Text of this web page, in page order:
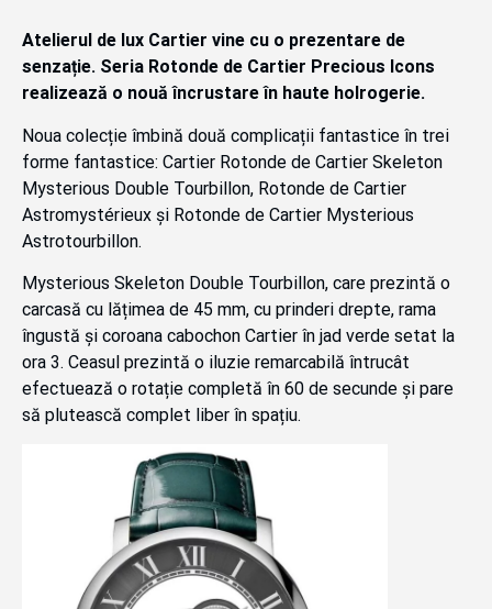
Atelierul de lux Cartier vine cu o prezentare de
senzație. Seria Rotonde de Cartier Precious Icons
realizează o nouă încrustare în haute holrogerie.
Noua colecție îmbină două complicații fantastice în trei
forme fantastice: Cartier Rotonde de Cartier Skeleton
Mysterious Double Tourbillon, Rotonde de Cartier
Astromystérieux și Rotonde de Cartier Mysterious
Astrotourbillon.
Mysterious Skeleton Double Tourbillon, care prezintă o
carcasă cu lățimea de 45 mm, cu prinderi drepte, rama
îngustă și coroana cabochon Cartier în jad verde setat la
ora 3. Ceasul prezintă o iluzie remarcabilă întrucât
efectuează o rotație completă în 60 de secunde și pare
să plutească complet liber în spațiu.